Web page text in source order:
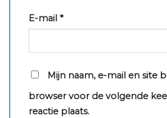
E-mail *
Mijn naam, e-mail en site
browser voor de volgende
reactie plaats.